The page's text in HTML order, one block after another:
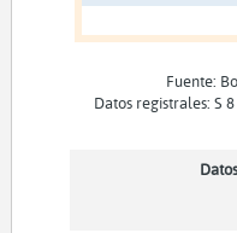
Fuente:
Datos registrales: S